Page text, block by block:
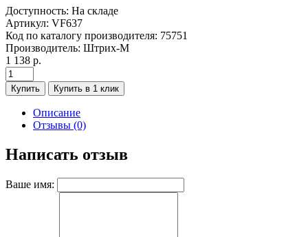
Доступность: На складе
Артикул: VF637
Код по каталогу производителя: 75751
Производитель: Штрих-М
1 138 р.
Купить Купить в 1 клик
Описание
Отзывы (0)
Написать отзыв
Ваше имя: